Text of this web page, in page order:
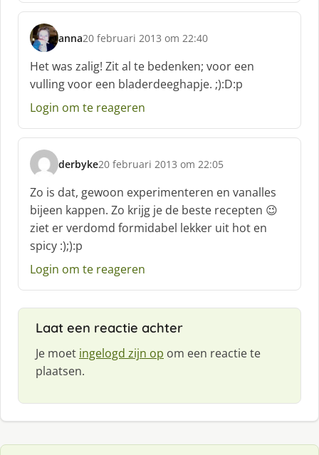
f
anna
s
c
h
r
e
f
20 februari 2013 om 22:40
Het was zalig! Zit al te bedenken; voor een
vulling voor een bladerdeeghapje. ;):D:p
Login om te reageren
derbyke
s
c
h
r
e
e
:
20 februari 2013 om 22:05
Zo is dat, gewoon experimenteren en vanalles
bijeen kappen. Zo krijg je de beste recepten 😉
ziet er verdomd formidabel lekker uit hot en
spicy :);):p
Login om te reageren
Laat een reactie achter
Je moet ingelogd zijn op om een reactie te
plaatsen.